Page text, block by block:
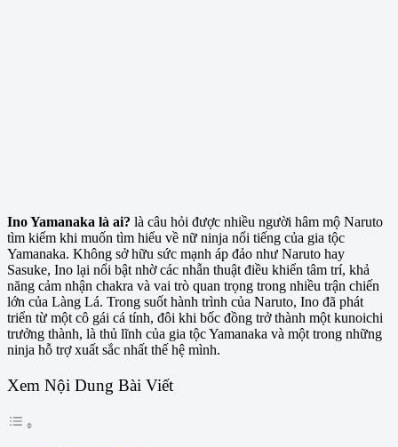
Ino Yamanaka là ai? là câu hỏi được nhiều người hâm mộ Naruto
tìm kiếm khi muốn tìm hiểu về nữ ninja nổi tiếng của gia tộc
Yamanaka. Không sở hữu sức mạnh áp đảo như Naruto hay
Sasuke, Ino lại nổi bật nhờ các nhẫn thuật điều khiển tâm trí, khả
năng cảm nhận chakra và vai trò quan trọng trong nhiều trận chiến
lớn của Làng Lá. Trong suốt hành trình của Naruto, Ino đã phát
triển từ một cô gái cá tính, đôi khi bốc đồng trở thành một kunoichi
trưởng thành, là thủ lĩnh của gia tộc Yamanaka và một trong những
ninja hỗ trợ xuất sắc nhất thế hệ mình.
Xem Nội Dung Bài Viết